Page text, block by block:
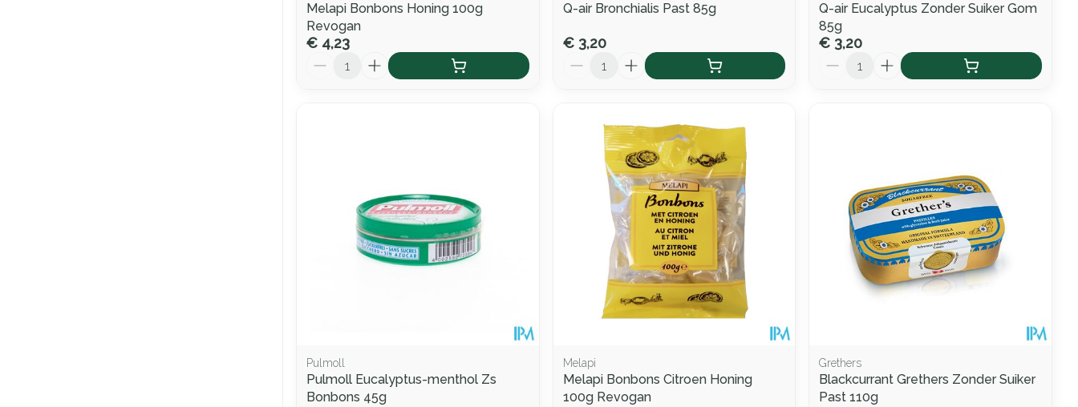
Melapi Bonbons Honing 100g
Revogan
€ 4,23
Q-air Bronchialis Past 85g
€ 3,20
Q-air Eucalyptus Zonder Suiker Gom
85g
€ 3,20
Pulmoll
Pulmoll Eucalyptus-menthol Zs
Bonbons 45g
Melapi
Melapi Bonbons Citroen Honing
100g Revogan
Grethers
Blackcurrant Grethers Zonder Suiker
Past 110g